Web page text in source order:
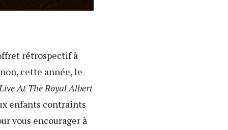
rétrospectif à
cette année, le
At The Royal Albert
enfants contraints
vous encourager à